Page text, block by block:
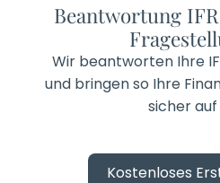
Beantwortung
Wir beantworten Ihre
und bringen so Ihre
sicher auf
Kostenloses